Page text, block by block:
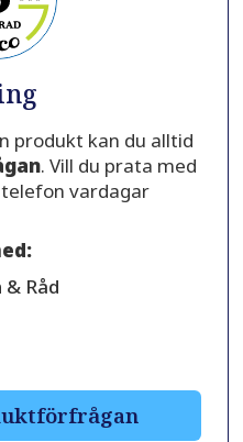
produkt kan du alltid
. Vill du prata med
vardagar
Råd